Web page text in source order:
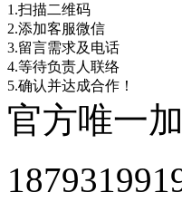
1.扫描二维码
2.添加客服微信
3.留言需求及电话
4.等待负责人联络
5.确认并达成合作！
官方唯一